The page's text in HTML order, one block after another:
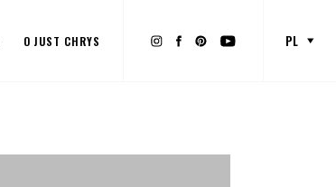
O JUST CHRYS PL